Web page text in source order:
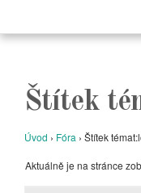
Štítek
Úvod › Fóra › Štítek
Aktuálně je na stránce